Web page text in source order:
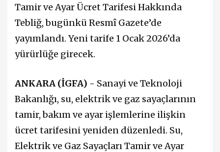
Tamir ve Ayar Ücret Tarifesi Hakkında
Tebliğ, bugünkü Resmî Gazete’de
yayımlandı. Yeni tarife 1 Ocak 2026’da
yürürlüğe girecek.
ANKARA (İGFA) - Sanayi ve Teknoloji
Bakanlığı, su, elektrik ve gaz sayaçlarının
tamir, bakım ve ayar işlemlerine ilişkin
ücret tarifesini yeniden düzenledi. Su,
Elektrik ve Gaz Sayaçları Tamir ve Ayar